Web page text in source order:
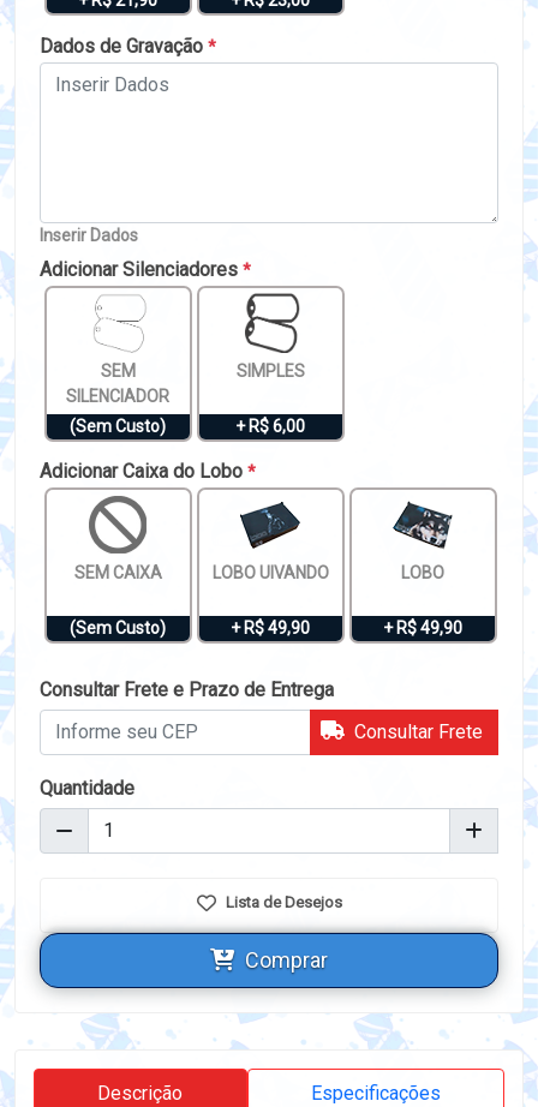
Dados de Gravação *
Inserir Dados
Adicionar Silenciadores *
SEM
SILENCIADOR
(Sem Custo)
SIMPLES
+ R$ 6,00
Adicionar Caixa do Lobo *
SEM CAIXA
(Sem Custo)
LOBO UIVANDO
+ R$ 49,90
LOBO
+ R$ 49,90
Consultar Frete e Prazo de Entrega
Consultar Frete
Quantidade
Lista de Desejos
Comprar
Descrição Especificações